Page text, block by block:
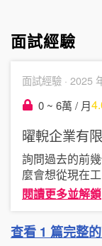
面試經驗
面試經驗 · 2025
0 ~ 6萬 / 月
曜輗企業有
詢問過去的前
麼會想從現在工
閱讀更多並解鎖
查看 1 篇完整